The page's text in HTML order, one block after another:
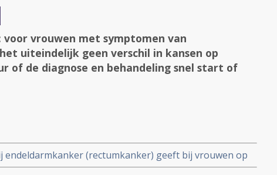
voor vrouwen met symptomen van
uiteindelijk geen verschil in kansen op
of de diagnose en behandeling snel start of
(rectumkanker) geeft bij vrouwen op
vormen van gynaecologische kanker. copy 1